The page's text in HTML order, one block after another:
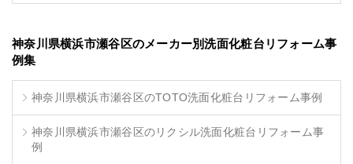
神奈川県横浜市瀬谷区のメーカー別洗面化粧台リフォーム事
例集
神奈川県横浜市瀬谷区のTOTO洗面化粧台リフォーム事例
神奈川県横浜市瀬谷区のリクシル洗面化粧台リフォーム事
例